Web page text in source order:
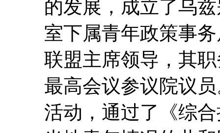
的发展，成立了乌
室下属青年政策事
联盟主席领导，其
最高会议参议院议
活动，通过了《综